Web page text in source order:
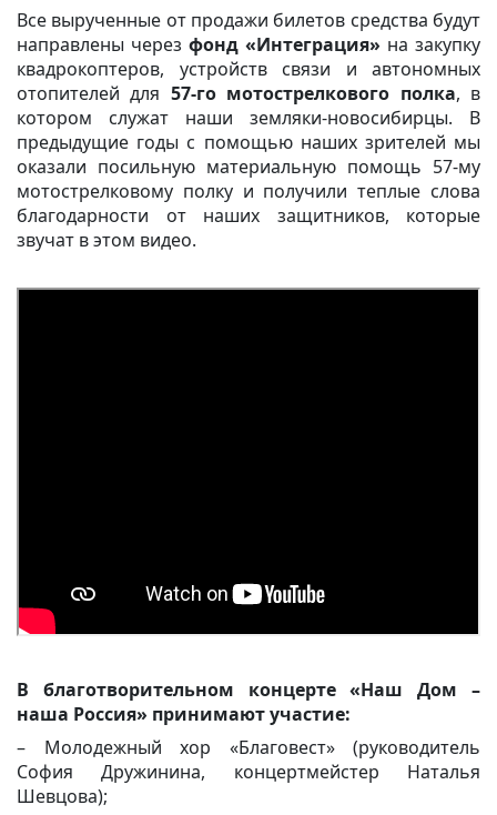
Все вырученные от продажи билетов средства будут
направлены через фонд «Интеграция» на закупку
квадрокоптеров, устройств связи и автономных
отопителей для 57-го мотострелкового полка, в
котором служат наши земляки-новосибирцы. В
предыдущие годы с помощью наших зрителей мы
оказали посильную материальную помощь 57-му
мотострелковому полку и получили теплые слова
благодарности от наших защитников, которые
звучат в этом видео.
В благотворительном концерте «Наш Дом –
наша Россия» принимают участие:
– Молодежный хор «Благовест» (руководитель
София Дружинина, концертмейстер Наталья
Шевцова);